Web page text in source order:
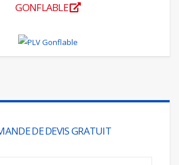
GONFLABLE
DE DEVIS GRATUIT